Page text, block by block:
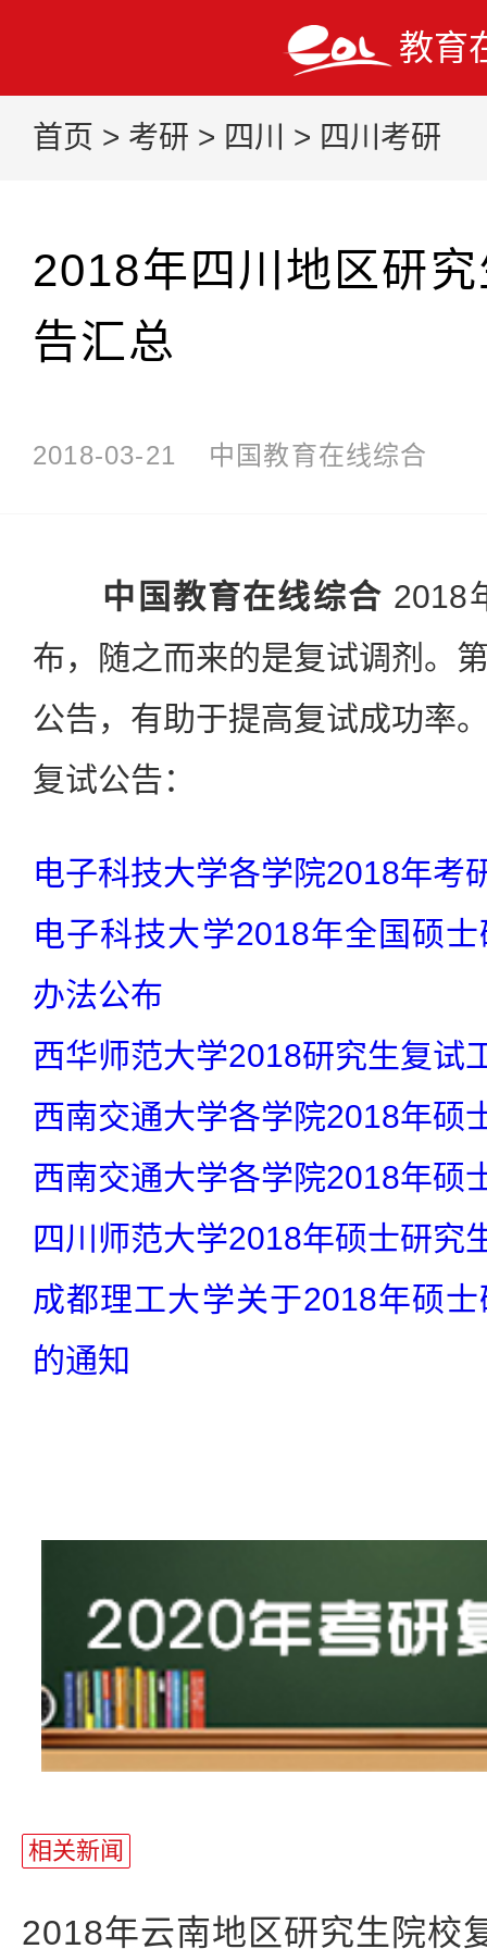
教育
首页 > 考研 > 四川 > 四川考研
2018年四川地区研
告汇总
2018-03-21 中国教育在线综合
中国教育在线综合 2018
布，随之而来的是复试调剂。
公告，有助于提高复试成功率
复试公告：
电子科技大学各学院2018年考
电子科技大学2018年全国硕
办法公布
西华师范大学2018研究生复试
西南交通大学各学院2018年硕
西南交通大学各学院2018年硕
四川师范大学2018年硕士研究
成都理工大学关于2018年硕
的通知
相关新闻
2018年云南地区研究生院校